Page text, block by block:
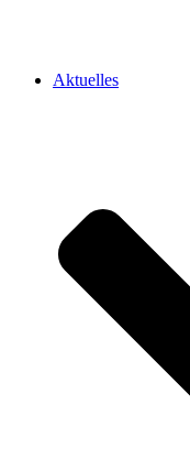
Aktuelles